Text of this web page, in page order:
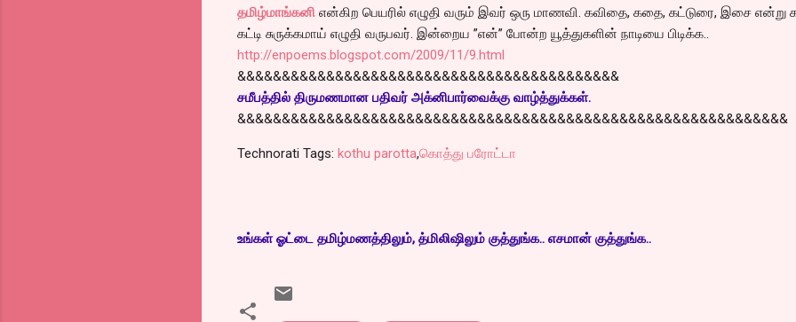
தமிழ்மாங்கனி என்கிற பெயரில் எழுதி வரும் இவர் ஒரு மாணவி. கவிதை, கதை, கட்டுரை, இசை என்று
கட்டி சுருக்கமாய் எழுதி வருபவர். இன்றைய ”என்” போன்ற யூத்துகளின் நாடியை பிடிக்க..
http://enpoems.blogspot.com/2009/11/9.html
&&&&&&&&&&&&&&&&&&&&&&&&&&&&&&&&&&&&&&&&&&&
சமீபத்தில் திருமணமான பதிவர் அக்னிபார்வைக்கு வாழ்த்துக்கள்.
&&&&&&&&&&&&&&&&&&&&&&&&&&&&&&&&&&&&&&&&&&&&&&&&&&&&&&&&&&&&&&
Technorati Tags: kothu parotta,கொத்து பரோட்டா
உங்கள் ஓட்டை தமிழ்மணத்திலும், த்மிலிஷிலும் குத்துங்க.. எசமான் குத்துங்க..